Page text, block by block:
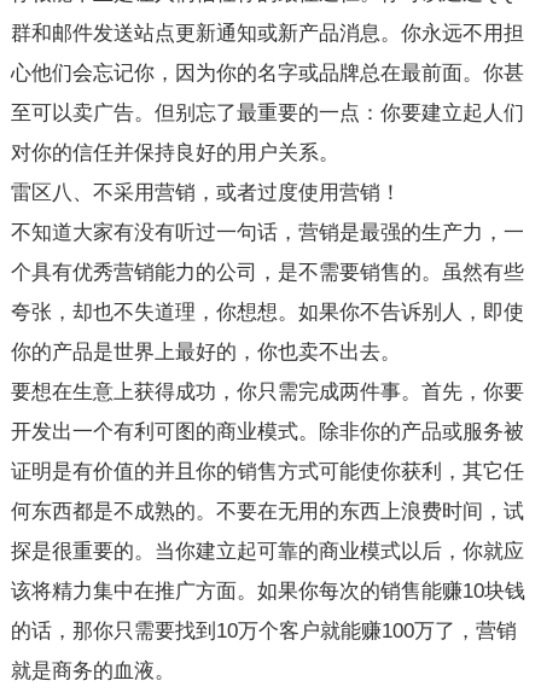
群和邮件发送站点更新通知或新产品消息。你永远不用担
心他们会忘记你，因为你的名字或品牌总在最前面。你甚
至可以卖广告。但别忘了最重要的一点：你要建立起人们
对你的信任并保持良好的用户关系。
雷区八、不采用营销，或者过度使用营销！
不知道大家有没有听过一句话，营销是最强的生产力，一
个具有优秀营销能力的公司，是不需要销售的。虽然有些
夸张，却也不失道理，你想想。如果你不告诉别人，即使
你的产品是世界上最好的，你也卖不出去。
要想在生意上获得成功，你只需完成两件事。首先，你要
开发出一个有利可图的商业模式。除非你的产品或服务被
证明是有价值的并且你的销售方式可能使你获利，其它任
何东西都是不成熟的。不要在无用的东西上浪费时间，试
探是很重要的。当你建立起可靠的商业模式以后，你就应
该将精力集中在推广方面。如果你每次的销售能赚10块钱
的话，那你只需要找到10万个客户就能赚100万了，营销
就是商务的血液。